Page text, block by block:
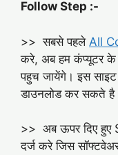
Follow Step :-
>> सबसे पहले All
करे, अब हम कंप्यूटर के
पहुच जायेंगे। इस
डाउनलोड कर सकते
>> अब ऊपर दिए हुए
दर्ज करे जिस